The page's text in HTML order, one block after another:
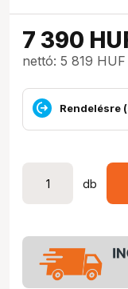
7 390
nettó: 5 819 HUF
Rendelésre
db